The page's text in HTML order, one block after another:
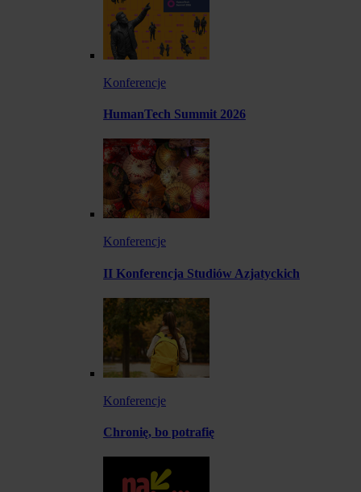
Konferencje
HumanTech Summit 2026
Konferencje
II Konferencja Studiów Azjatyckich
Konferencje
Chronię, bo potrafię